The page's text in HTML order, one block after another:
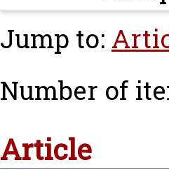
Jump to:
Number of
Article